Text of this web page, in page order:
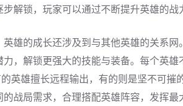
解锁，玩家可以通过不断提升英雄的战
雄的成长还涉及到与其他英雄的关系网
，解锁更强大的技能与装备。每个英
英雄擅长远程输出，有的则是坚不可摧
战局需求，合理搭配英雄阵容，发挥最